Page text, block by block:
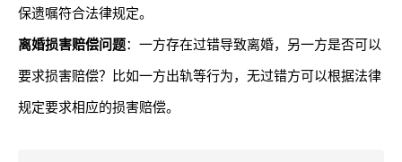
保遗嘱符合法律规定。
离婚损害赔偿问题：一方存在过错导致离婚，另一方是否可以
要求损害赔偿？比如一方出轨等行为，无过错方可以根据法律
规定要求相应的损害赔偿。